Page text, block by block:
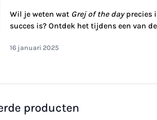
Wil je weten wat Grej of the dayprecies
succes is? Ontdek het tijdens een van
16 januari 2025
producten